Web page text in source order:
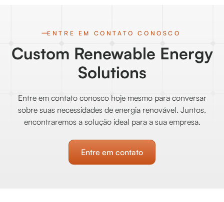
ENTRE EM CONTATO CONOSCO
Custom Renewable Energy
Solutions
Entre em contato conosco hoje mesmo para conversar
sobre suas necessidades de energia renovável. Juntos,
encontraremos a solução ideal para a sua empresa.
Entre em contato